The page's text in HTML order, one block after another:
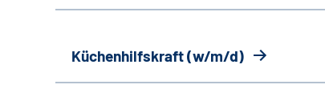
Küchenhilfskraft (w/m/d)